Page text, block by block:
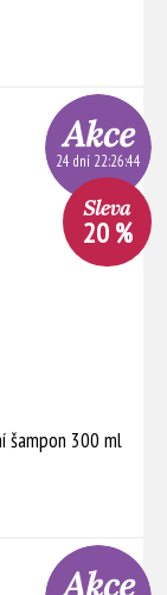
šampon 300 ml
24 dní 22:26:44
20 %